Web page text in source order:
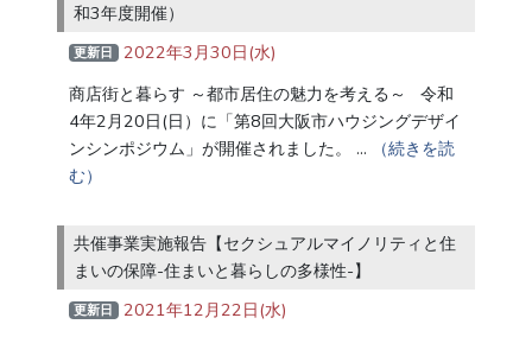
和3年度開催）
更新日
2022年3月30日(水)
商店街と暮らす ～都市居住の魅力を考える～ 令和
4年2月20日(日）に「第8回大阪市ハウジングデザイ
ンシンポジウム」が開催されました。 …
（続きを読
む）
共催事業実施報告【セクシュアルマイノリティと住
まいの保障-住まいと暮らしの多様性-】
更新日
2021年12月22日(水)